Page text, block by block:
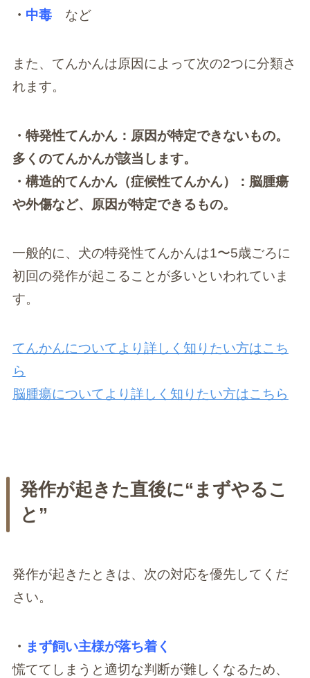
・ 中毒など
また、てんかんは原因によって次の2つに分類さ
れます。
・特発性てんかん：原因が特定できないもの。
多くのてんかんが該当します。
・構造的てんかん（症候性てんかん）：脳腫瘍
や外傷など、原因が特定できるもの。
一般的に、犬の特発性てんかんは1〜5歳ごろに
初回の発作が起こることが多いといわれていま
す。
てんかんについてより詳しく知りたい方はこち
ら
脳腫瘍についてより詳しく知りたい方はこちら
発作が起きた直後に“まずやるこ
と”
発作が起きたときは、次の対応を優先してくだ
さい。
・ まず飼い主様が落ち着く
慌ててしまうと適切な判断が難しくなるため、